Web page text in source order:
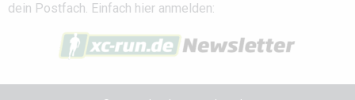
dein Postfach. Einfach hier anmelden: